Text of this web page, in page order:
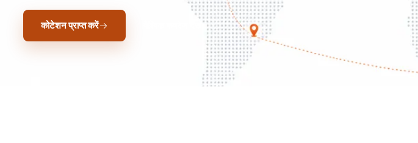
कोटेशन प्राप्त करें